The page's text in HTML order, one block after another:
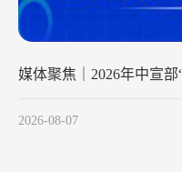
调研行”走进华友